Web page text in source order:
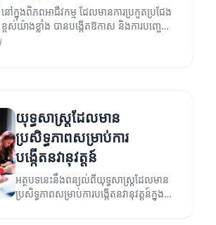
នៅក្នុងពិភពអាជីវកម្ម ដែលមានការប្រកួតប្រជែង
ខ្ពស់យ៉ាងខ្លាំង បានបង្កើតឱកាស និងការបញ្ចេញ
នូវយុទ្ធសាស្ត្រច្នៃប្រឌិតសម្រាប់ការកែលម្អ
យុទ្ធសាស្ត្រដែលមាន
ប្រសិទ្ធភាពសម្រាប់ការ
បង្កើតនវានុវត្តន៍
អត្ថបទនេះនឹងពន្យល់ពីយុទ្ធសាស្ត្រដែលមាន
ប្រសិទ្ធភាពសម្រាប់ការបង្កើតនវានុវត្តន៍ក្នុង